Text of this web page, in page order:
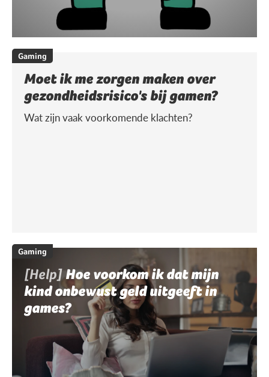
Gaming
Moet ik me zorgen maken over
gezondheidsrisico's bij gamen?
Wat zijn vaak voorkomende klachten?
Gaming
[Help]Hoe voorkom ik dat mijn
kind onbewust geld uitgeeft in
games?